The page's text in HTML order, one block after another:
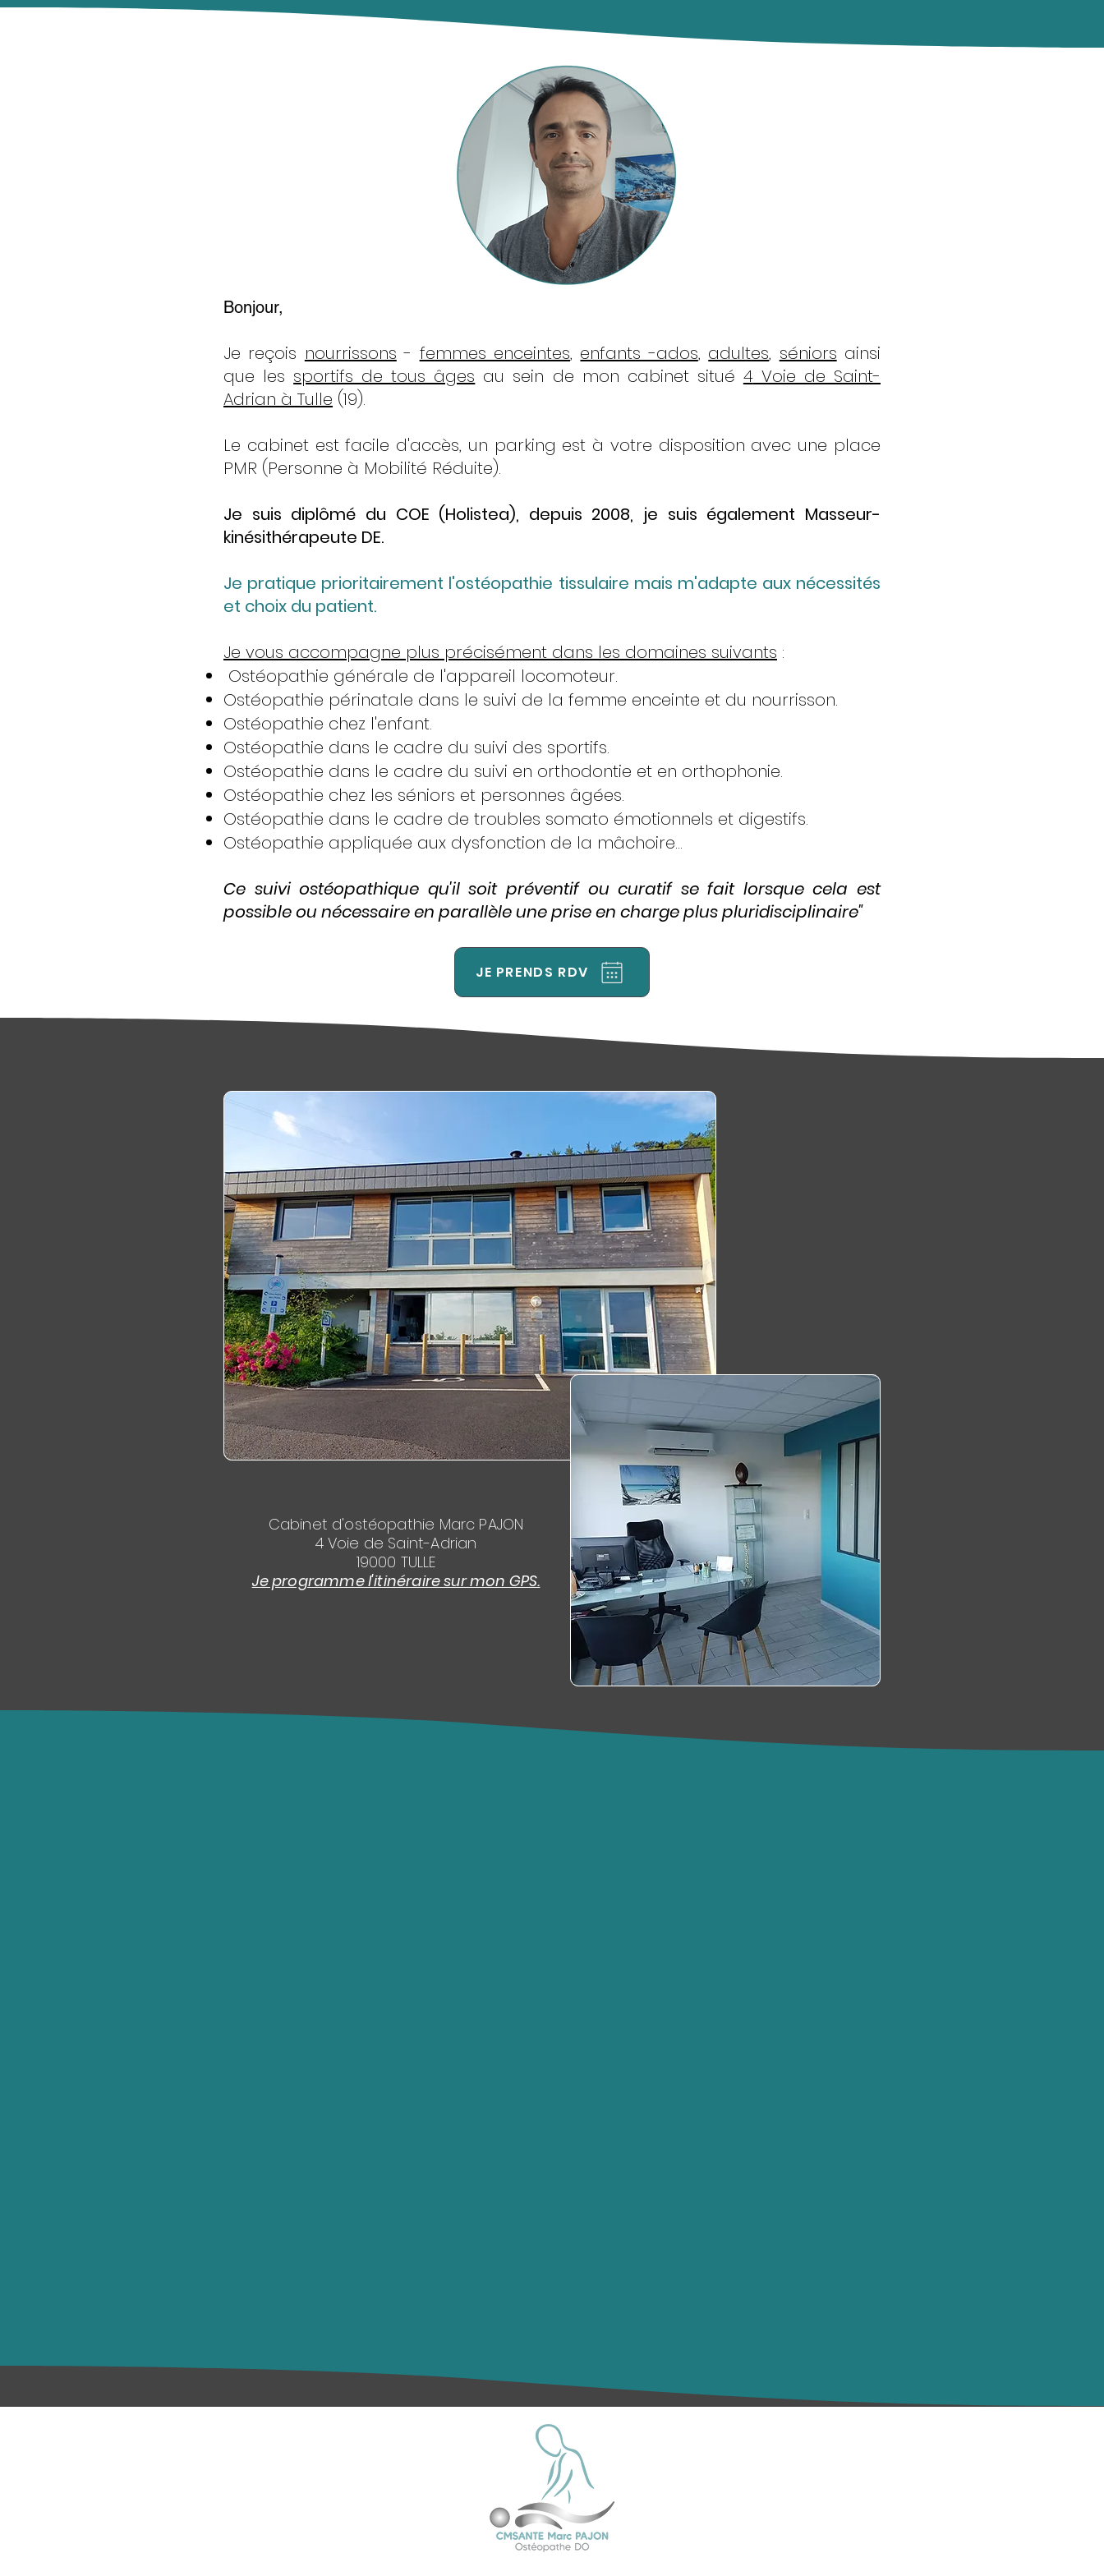
Bonjour,
Je reçois nourrissons - femmes enceintes, enfants -ados, adultes, séniors ainsi
que les sportifs de tous âges au sein de mon cabinet situé 4Voie de Saint-
Adrian à Tulle (19).
Le cabinet est facile d'accès, un parking est à votre disposition avec une place
PMR (Personne à Mobilité Réduite).
Je suis diplômé du COE (Holistea), depuis 2008, je suis également Masseur-
kinésithérapeute DE.
Je pratique prioritairement l'ostéopathie tissulaire mais m'adapte aux nécessités
et choix du patient.
Je vous accompagne plus précisément dans les domaines suivants :
Ostéopathie générale de l'appareil locomoteur.
Ostéopathie périnatale dans le suivi de la femme enceinte et du nourrisson.
Ostéopathie chez l'enfant.
Ostéopathie dans le cadre du suivi des sportifs.
Ostéopathie dans le cadre du suivi en orthodontie et en orthophonie.
Ostéopathie chez les séniors et personnes âgées.
Ostéopathie dans le cadre de troubles somato émotionnels et digestifs.
Ostéopathie appliquée aux dysfonction de la mâchoire...
Ce suivi ostéopathique qu'il soit préventif ou curatif se fait lorsque cela est
possible ou nécessaire en parallèle une prise en charge plus pluridisciplinaire"
JE PRENDS RDV
Cabinet d'ostéopathie Marc PAJON
4 Voie de Saint-Adrian
19000 TULLE
Je programme l'itinéraire sur mon GPS.